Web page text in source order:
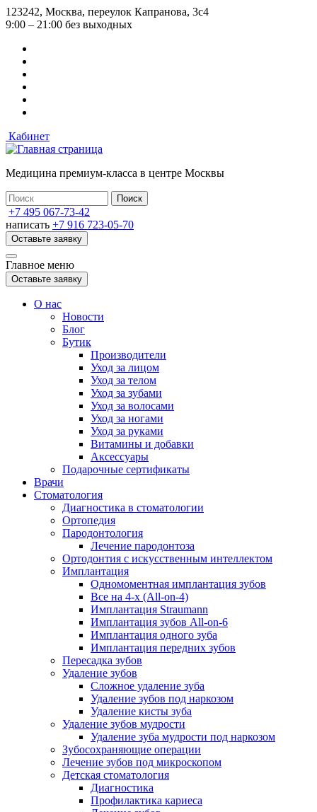
Перейти
к
содержанию
123242, Москва, переулок Капранова, 3с4
9:00 – 21:00 без выходных
Кабинет
Медицина премиум-класса в центре Москвы
+7 495 067-73-42
написать +7 916 723-05-70
Оставьте заявку
Главное меню
Оставьте заявку
О нас
Новости
Блог
Бутик
Производители
Уход за лицом
Уход за телом
Уход за зубами
Уход за волосами
Уход за ногами
Уход за руками
Витамины и добавки
Аксессуары
Подарочные сертификаты
Врачи
Стоматология
Диагностика в стоматологии
Ортопедия
Пародонтология
Лечение пародонтоза
Ортодонтия с искусственным интеллектом
Имплантация
Одномоментная имплантация зубов
Все на 4-х (All-on-4)
Имплантация Straumann
Имплантация зубов All-on-6
Имплантация одного зуба
Имплантация передних зубов
Пересадка зубов
Удаление зубов
Сложное удаление зуба
Удаление зубов под наркозом
Удаление кисты зуба
Удаление зубов мудрости
Удаление зуба мудрости под наркозом
Зубосохраняющие операции
Лечение зубов под микроскопом
Детская стоматология
Диагностика
Профилактика кариеса